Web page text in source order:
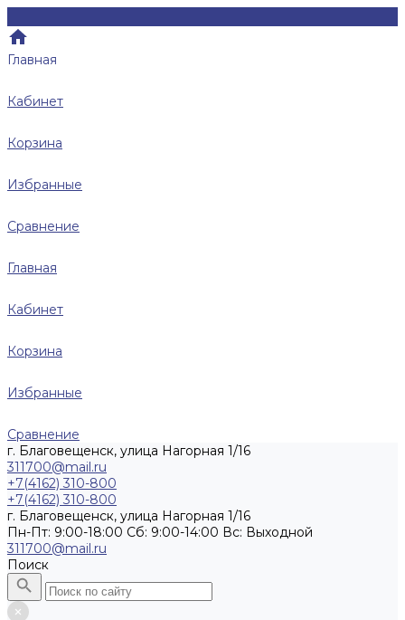
Главная
Кабинет
Корзина
Избранные
Сравнение
Главная
Кабинет
Корзина
Избранные
Сравнение
г. Благовещенск, улица Нагорная 1/16
311700@mail.ru
+7(4162) 310-800
+7(4162) 310-800
г. Благовещенск, улица Нагорная 1/16
Пн-Пт: 9:00-18:00 Cб: 9:00-14:00 Вс: Выходной
311700@mail.ru
Поиск